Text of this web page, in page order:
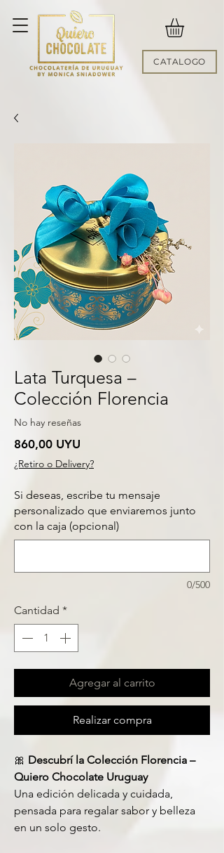
CATALOGO
Lata Turquesa –
Colección Florencia
No hay reseñas
860,00 UYU
¿Retiro o Delivery?
Si deseas, escribe tu mensaje
personalizado que enviaremos junto
con la caja (opcional)
0/500
Cantidad *
Agregar al carrito
Realizar compra
🎀 Descubrí la Colección Florencia –
Quiero Chocolate Uruguay
Una edición delicada y cuidada,
pensada para regalar sabor y belleza
en un solo gesto.